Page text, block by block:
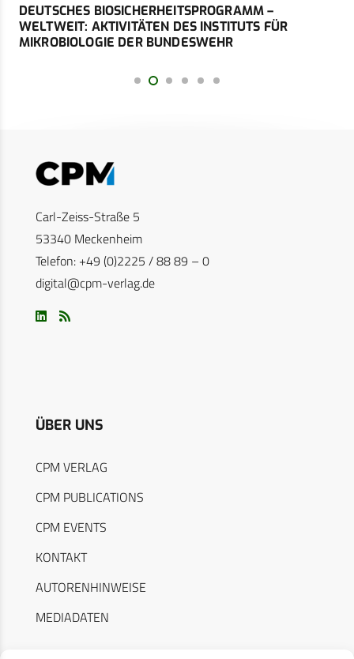
DEUTSCHES BIOSICHERHEITSPROGRAMM –
WELTWEIT: AKTIVITÄTEN DES INSTITUTS FÜR
MIKROBIOLOGIE DER BUNDESWEHR
Carl-Zeiss-Straße 5
53340 Meckenheim
Telefon: +49 (0)2225 / 88 89 – 0
digital@cpm-verlag.de
ÜBER UNS
CPM VERLAG
CPM PUBLICATIONS
CPM EVENTS
KONTAKT
AUTORENHINWEISE
MEDIADATEN